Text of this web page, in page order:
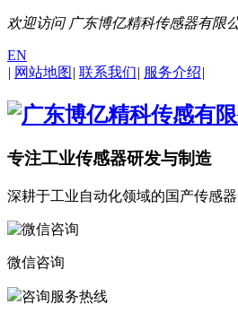
欢迎访问 广东博亿精科传感器有限
EN
| 网站地图 | 联系我们| 服务介绍|
专注工业传感器研发与制造
深耕于工业自动化领域的国产传感
微信咨询
咨询服务热线